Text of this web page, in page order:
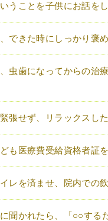
うことを子供にお話を
できた時にしっかり褒
虫歯になってからの治
張せず、リラックスし
も医療費受給資格者証
レを済ませ、院内での
に聞かれたら、「○○す